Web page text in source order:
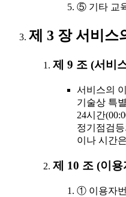
⑤ 기타 교
제 3 장 서비스
제 9 조 (서비
서비스의
기술상 특
24시간
정기점검
이나 시간
제 10 조 (이
① 이용자번